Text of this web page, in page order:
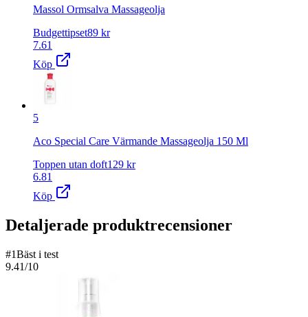
Massol Ormsalva Massageolja
Budgettipset89 kr
7.61
Köp
5
Aco Special Care Värmande Massageolja 150 Ml
Toppen utan doft129 kr
6.81
Köp
Detaljerade produktrecensioner
#1Bäst i test
9.41/10